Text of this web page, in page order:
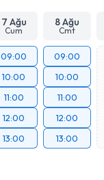
7 Ağu
Cum
8 Ağu
Cmt
09:00
10:00
11:00
12:00
13:00
09:00
10:00
11:00
12:00
13:00